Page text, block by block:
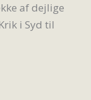
af dejlige
i Syd til